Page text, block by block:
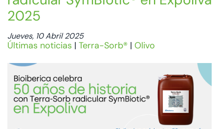
2025
Jueves, 10 Abril 2025
Últimas noticias | Terra-Sorb® | Olivo